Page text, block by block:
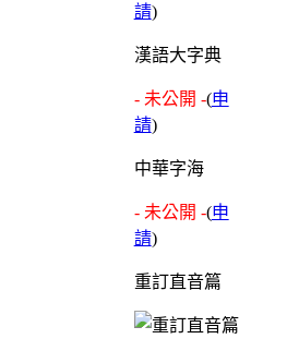
請)
漢語大字典
- 未公開 -(申
請)
中華字海
- 未公開 -(申
請)
重訂直音篇